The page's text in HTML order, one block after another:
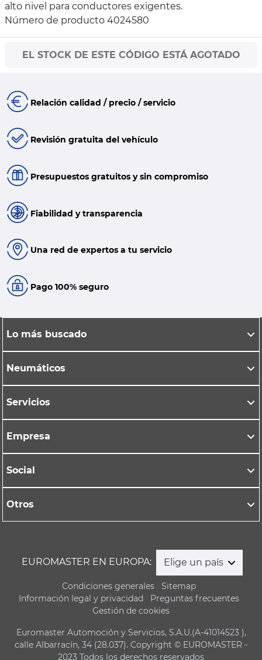
alto nivel para conductores exigentes.
Número de producto 4024580
EL STOCK DE ESTE CÓDIGO ESTÁ AGOTADO
Relación calidad / precio / servicio
Revisión gratuita del vehículo
Presupuestos gratuitos y sin compromiso
Fiabilidad y transparencia
Una red de expertos a tu servicio
Pago 100% seguro
Lo más buscado
Neumáticos
Servicios
Empresa
Social
Otros
EUROMASTER EN EUROPA: Elige un país
Condiciones generales
Sitemap
Información legal y privacidad
Preguntas frecuentes
Gestión de cookies
Euromaster Automoción y Servicios, S.A.U.(A-41014523 ),
calle Albarracín, 34 (28.037). Copyright © EUROMASTER -
2023 Todos los derechos reservados